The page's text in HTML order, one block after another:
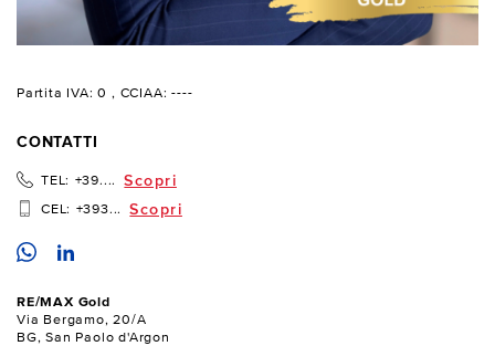
Partita IVA: 0 , CCIAA: ----
CONTATTI
TEL: +39.... Scopri
CEL: +393... Scopri
RE/MAX Gold
Via Bergamo, 20/A
BG, San Paolo d'Argon